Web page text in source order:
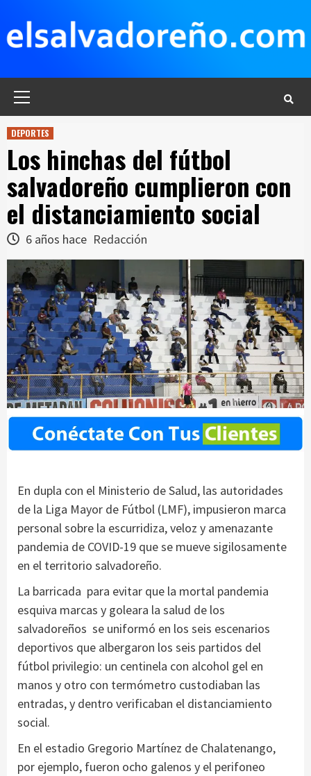
contenido
DEPORTES
Los hinchas del fútbol
salvadoreño cumplieron con
el distanciamiento social
6 años hace Redacción
En dupla con el Ministerio de Salud, las autoridades
de la Liga Mayor de Fútbol (LMF), impusieron marca
personal sobre la escurridiza, veloz y amenazante
pandemia de COVID-19 que se mueve sigilosamente
en el territorio salvadoreño.
La barricada para evitar que la mortal pandemia
esquiva marcas y goleara la salud de los
salvadoreños se uniformó en los seis escenarios
deportivos que albergaron los seis partidos del
fútbol privilegio: un centinela con alcohol gel en
manos y otro con termómetro custodiaban las
entradas, y dentro verificaban el distanciamiento
social.
En el estadio Gregorio Martínez de Chalatenango,
por ejemplo, fueron ocho galenos y el perifoneo